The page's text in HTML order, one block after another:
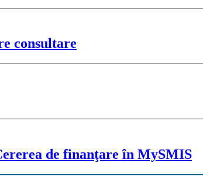
consultare
de finanţare în MySMIS